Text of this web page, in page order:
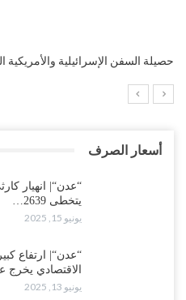
التضخم السنوي لمنطقة اليورو..
أسعار الصرف
“عدن“| انهيار
يتخطى 2639…
يونيو 15, 2025
“عدن“| ارتفاع
الاقتصادي
يونيو 13, 2025